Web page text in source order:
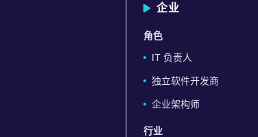
企业
角色
IT 负责人
独立软件开发商
企业架构师
行业